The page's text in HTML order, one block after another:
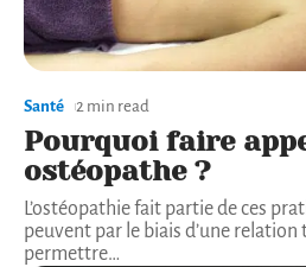
Santé 2 min read
Pourquoi faire
ostéopathe ?
L’ostéopathie fait partie de ces
peuvent par le biais d’une
permettre…